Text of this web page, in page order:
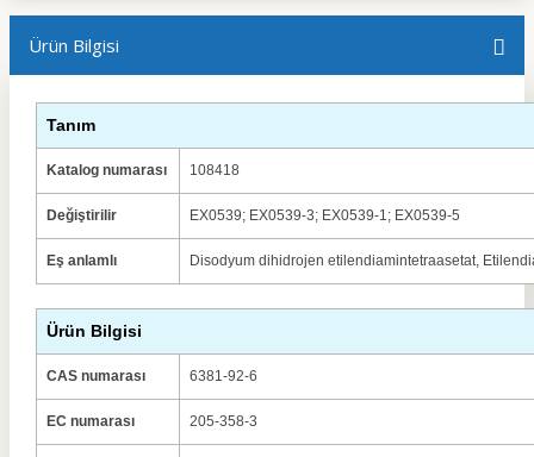
Ürün Bilgisi
Tanım
Katalog numarası 108418
Değiştirilir EX0539; EX0539-3; EX0539-1; EX0539-5
Eş anlamlı Disodyum dihidrojen etilendiamintetraasetat,
Ürün Bilgisi
CAS numarası 6381-92-6
EC numarası 205-358-3